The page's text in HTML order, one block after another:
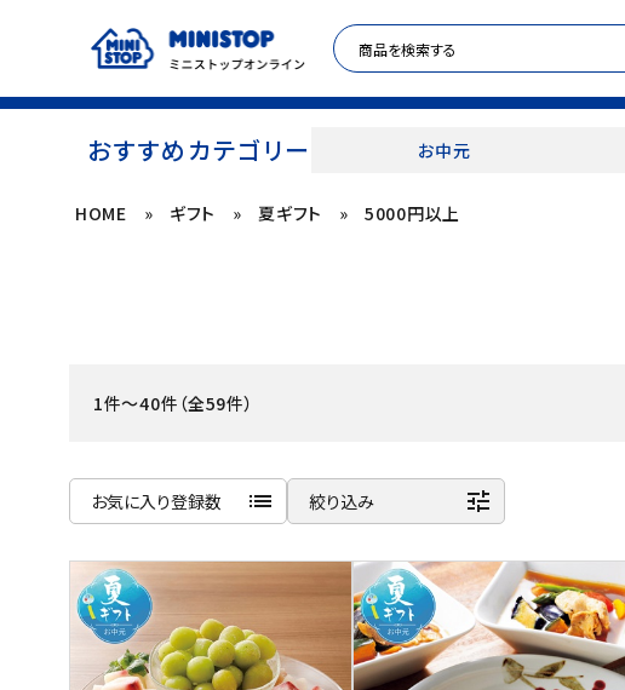
おすすめカテゴリー お中元
ACCOUNT MENU
冷凍食品
お菓子
HOME » ギフト » 夏ギフト » 5000円以上
1件～40件（全59件）
お気に入り登録数 list
新着順
発売日順
価格が安い
絞り込み tune